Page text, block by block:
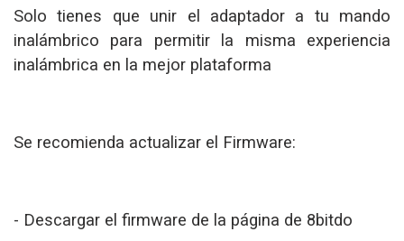
Solo tienes que unir el adaptador a tu mando
inalámbrico para permitir la misma experiencia
inalámbrica en la mejor plataforma
Se recomienda actualizar el Firmware:
- Descargar el firmware de la página de 8bitdo